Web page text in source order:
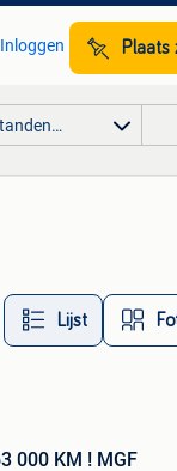
Inloggen Plaats
Lijst
000 KM ! MGF